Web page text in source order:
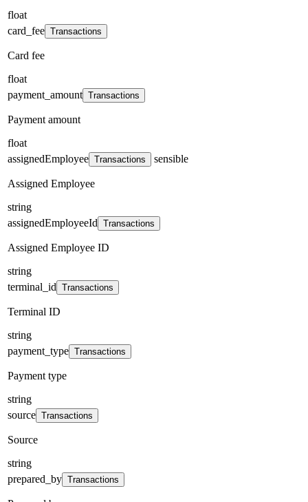
float
card_fee Transactions
Card fee
float
payment_amount Transactions
Payment amount
float
assignedEmployee Transactions sensible
Assigned Employee
string
assignedEmployeeId Transactions
Assigned Employee ID
string
terminal_id Transactions
Terminal ID
string
payment_type Transactions
Payment type
string
source Transactions
Source
string
prepared_by Transactions